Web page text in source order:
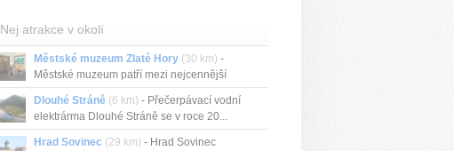
Nej atrakce v okolí
Městské muzeum Zlaté Hory (30 km) -
Městské muzeum patří mezi nejcennější
stave...
Dlouhé Stráně (6 km) - Přečerpávací vodní
elektrárma Dlouhé Stráně se v roce 20...
Hrad Sovinec (29 km) - Hrad Sovinec